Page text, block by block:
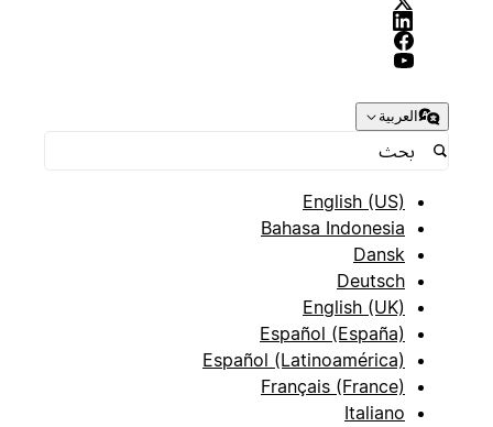
العربية
English (US)
Bahasa Indonesia
Dansk
Deutsch
English (UK)
Español (España)
Español (Latinoamérica)
Français (France)
Italiano